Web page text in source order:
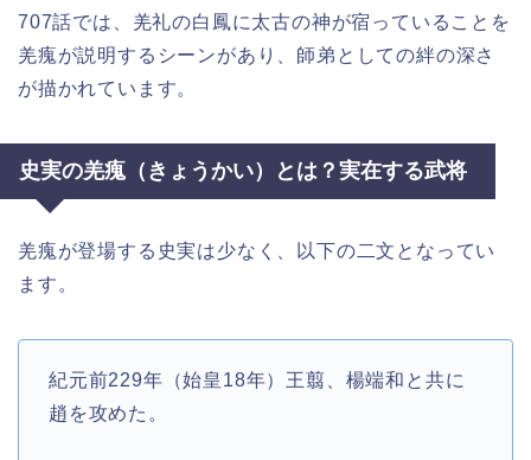
707話では、羌礼の白鳳に太古の神が宿っていることを
羌瘣が説明するシーンがあり、師弟としての絆の深さ
が描かれています。
史実の羌瘣（きょうかい）とは？実在する武将
羌瘣が登場する史実は少なく、以下の二文となってい
ます。
紀元前229年（始皇18年）王翦、楊端和と共に
趙を攻めた。